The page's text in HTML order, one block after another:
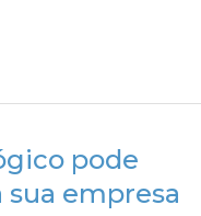
pode
empresa